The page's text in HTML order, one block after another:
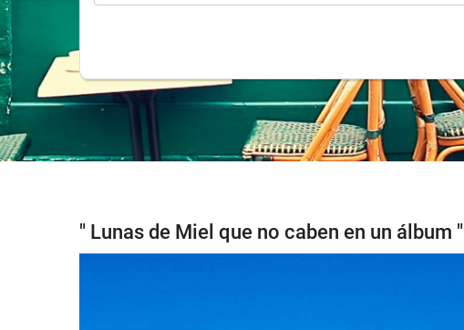
" Lunas de Miel que no caben en un álbum "